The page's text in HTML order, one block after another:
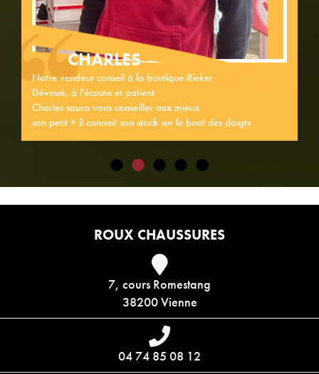
CHARLES
Notre vendeur conseil à la boutique Rieker
Dévoué, à l'écoute et patient
Charles saura vous conseiller aux mieux
son petit + il connait son stock sur le bout des doigts
ROUX CHAUSSURES
7, cours Romestang
38200 Vienne
04 74 85 08 12